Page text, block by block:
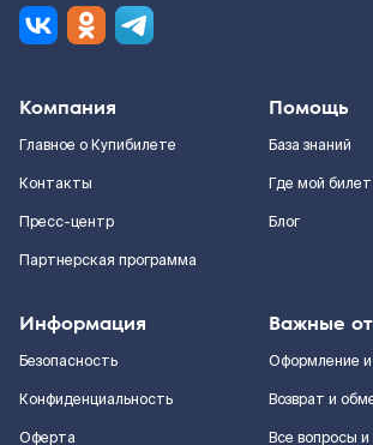
Компания
Главное о Купибилете
Контакты
Пресс-центр
Партнерская программа
Помощь
База знаний
Где мой билет
Блог
Информация
Безопасность
Конфиденциальность
Оферта
Важные
Оформление и
Возврат и
Все вопросы